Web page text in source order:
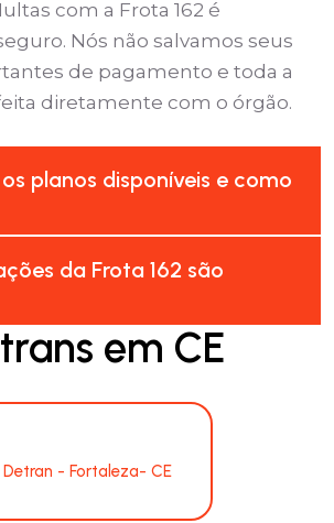
com a Frota 162 é
Nós não salvamos seus
de pagamento e toda a
diretamente com o órgão.
planos disponíveis e como
da Frota 162 são
em CE
Detran - Fortaleza- CE